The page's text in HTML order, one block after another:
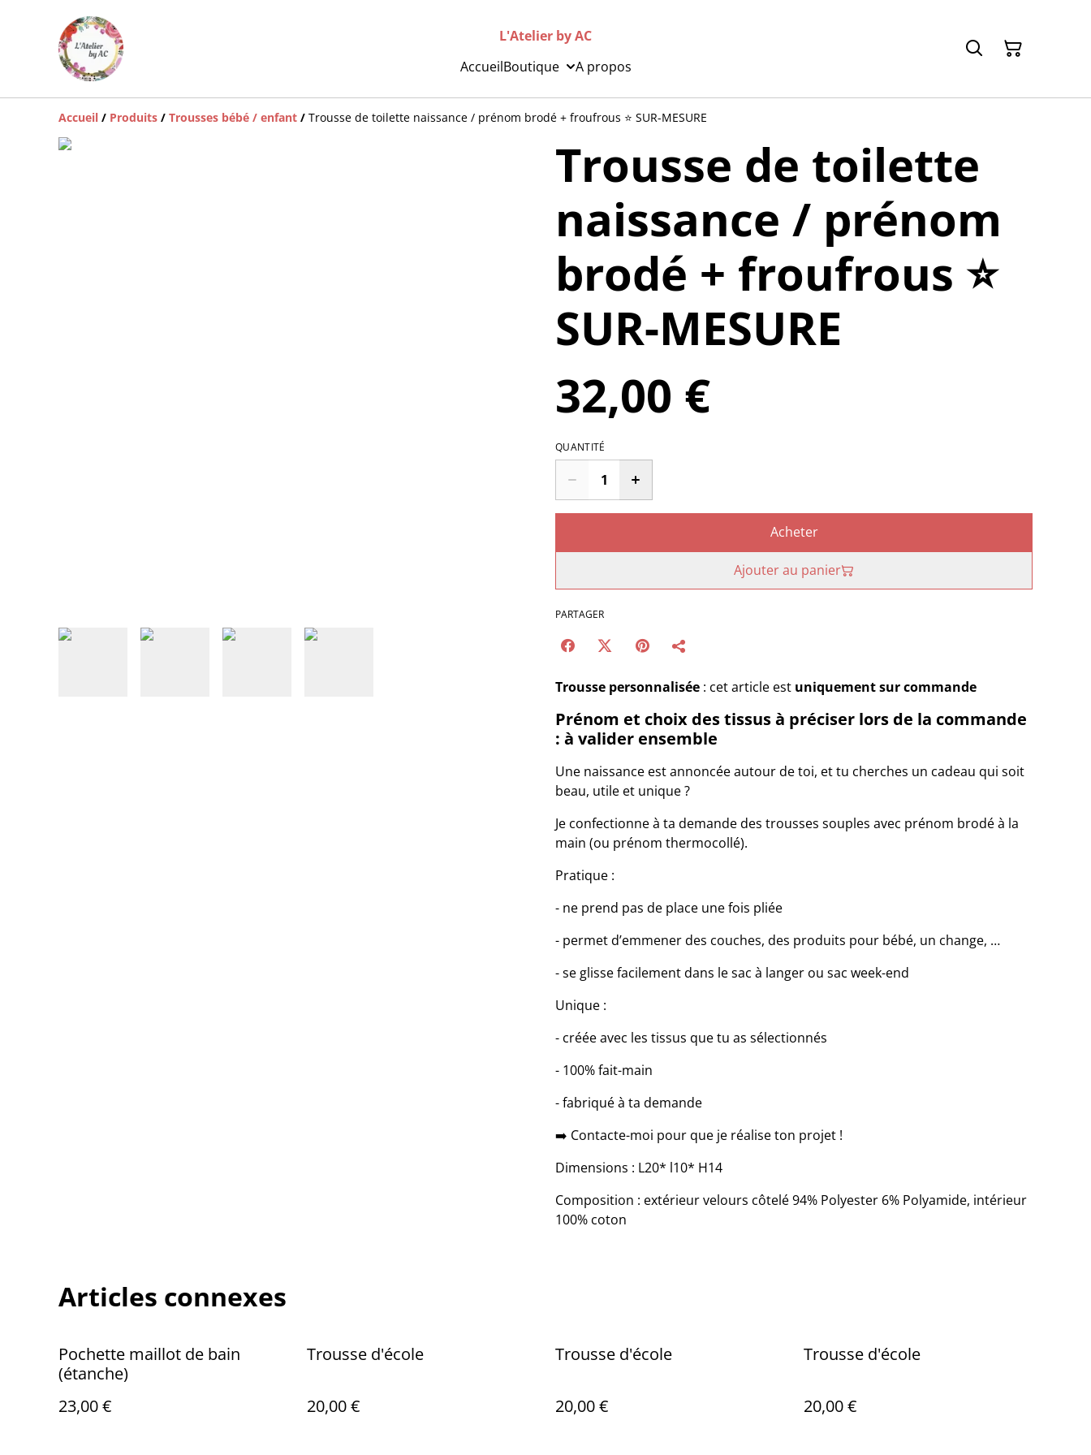
L'Atelier by AC
AccueilBoutique A propos
Accueil / Produits / Trousses bébé / enfant / Trousse de toilette naissance / prénom brodé + froufrous ⭐️ SUR-MESURE
Trousse de toilette
naissance / prénom
brodé + froufrous ⭐️
SUR-MESURE
32,00 €
QUANTITÉ
Acheter
Ajouter au panier
PARTAGER
Trousse personnalisée : cet article est uniquement sur commande
Prénom et choix des tissus à préciser lors de la commande
: à valider ensemble
Une naissance est annoncée autour de toi, et tu cherches un cadeau qui soit
beau, utile et unique ?
Je confectionne à ta demande des trousses souples avec prénom brodé à la
main (ou prénom thermocollé).
Pratique :
- ne prend pas de place une fois pliée
- permet d’emmener des couches, des produits pour bébé, un change, …
- se glisse facilement dans le sac à langer ou sac week-end
Unique :
- créée avec les tissus que tu as sélectionnés
- 100% fait-main
- fabriqué à ta demande
➡️ Contacte-moi pour que je réalise ton projet !
Dimensions : L20* l10* H14
Composition : extérieur velours côtelé 94% Polyester 6% Polyamide, intérieur
100% coton
Articles connexes
Pochette maillot de bain
(étanche)
23,00 €
Trousse d'école
20,00 €
Trousse d'école
20,00 €
Trousse d'école
20,00 €